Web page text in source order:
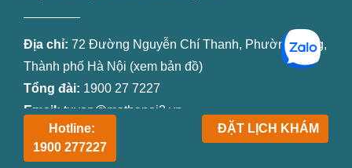
Địa chỉ: 72 Đường Nguyễn Chí Thanh, Phường Láng,
Thành phố Hà Nội (xem bản đồ)
Tổng đài: 1900 27 7227
Email: tuvan@mathanoi2.vn
Website:mathanoi2.vn
Fanpage:
facebook.com/benhvienmathanoi2
Hotline:
1900 277227
ĐẶT LỊCH KHÁM